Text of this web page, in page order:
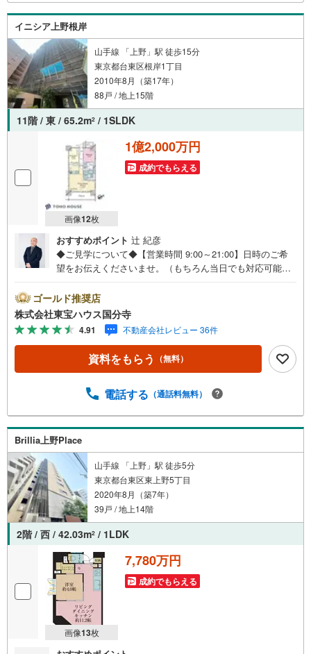
イニシア上野根岸
山手線 「上野」駅 徒歩15分
東京都台東区根岸1丁目
2010年8月（築17年）
88戸 / 地上15階
11階 / 東 / 65.2m2 / 1SLDK
画像12枚
1億2,000万円
成約でもらえる
おすすめポイント 辻 紀彦
◆ご見学について◆【営業時間 9:00～21:00】日時のご希
望をお伝えくださいませ。（もちろん当日でも対応可能で
のご連絡をおすすめいたします。「室内・現地を見学す
る」ボタンよりご予約いただくと、スムーズにご案内可能
です。事前に鍵の手配や内覧準備が必要な場合がございま
すのでご了承ください。◆TOHO HOUSE CLUB◆弊社で売
買いただいたお客様はTOHO HOUSE CLUBにご加入いただ
けます。10～20、30年後のリフォーム、保険やローンの見
ご提供いたします。◆FPによるライフサポート◆専属ファ
運用・相続など幅広くアドバイスいたします。ご契約前後
を問わず、安心してご利用いただけます。◆安心の環境◆
無料駐車場、キッズスペースを完備し、ご家族でのご来店
も安心です。の体制で皆様の住まい探しをサポートいたし
ます。
ゴールド推奨店
株式会社東宝ハウス国分寺
4.91 不動産会社レビュー 36件
資料をもらう （無料）
電話する （通話料無料）
Brillia上野Place
山手線 「上野」駅 徒歩5分
東京都台東区東上野5丁目
2020年8月（築7年）
39戸 / 地上14階
2階 / 西 / 42.03m2 / 1LDK
画像13枚
7,780万円
成約でもらえる